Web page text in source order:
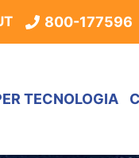
800-177596
TECNOLOGIA